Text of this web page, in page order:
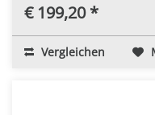
€ 199,20 *
Vergleichen